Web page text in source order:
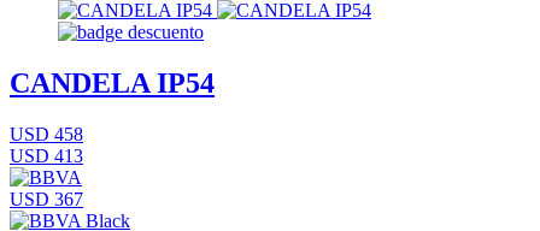
CANDELA IP54
USD 458
USD 413
USD 367